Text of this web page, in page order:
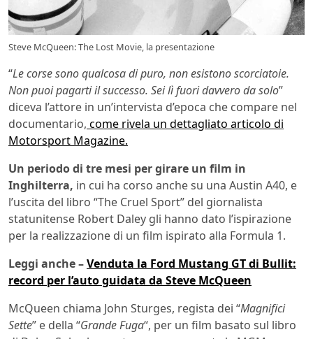
Steve McQueen: The Lost Movie, la presentazione
“Le corse sono qualcosa di puro, non esistono scorciatoie.
Non puoi pagarti il successo. Sei lì fuori davvero da solo”
diceva l’attore in un’intervista d’epoca che compare nel
documentario, come rivela un dettagliato articolo di
Motorsport Magazine.
Un periodo di tre mesi per girare un film in
Inghilterra, in cui ha corso anche su una Austin A40, e
l’uscita del libro “The Cruel Sport” del giornalista
statunitense Robert Daley gli hanno dato l’ispirazione
per la realizzazione di un film ispirato alla Formula 1.
Leggi anche –Venduta la Ford Mustang GT di Bullit:
record per l’auto guidata da Steve McQueen
McQueen chiama John Sturges, regista dei “Magnifici
Sette” e della “Grande Fuga“, per un film basato sul libro